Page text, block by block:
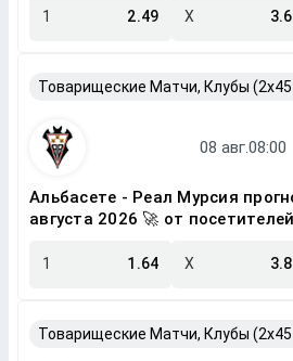
1 2.49 X
Альбасете - Реал Мурсия
августа 2026 🚀 от
1 1.64 X